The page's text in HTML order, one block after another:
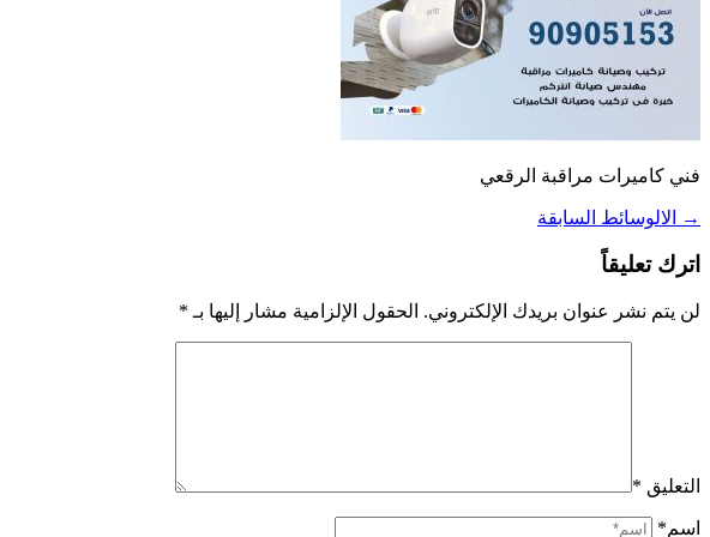
فني كاميرات مراقبة الرقعي
→ الالوسائط السابقة
اترك تعليقاً
لن يتم نشر عنوان بريدك الإلكتروني. الحقول الإلزامية مشار إليها بـ *
التعليق *
اسم*